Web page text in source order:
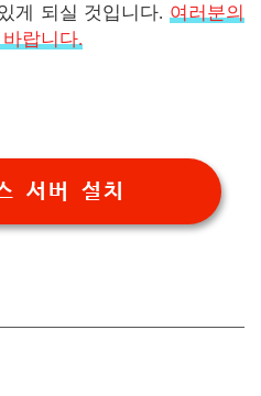
게 되실 것입니다. 여러분의
랍니다.
서버 설치